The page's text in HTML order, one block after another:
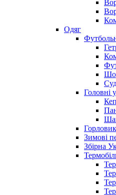
Одяг
Головні
Зимові
Збірна